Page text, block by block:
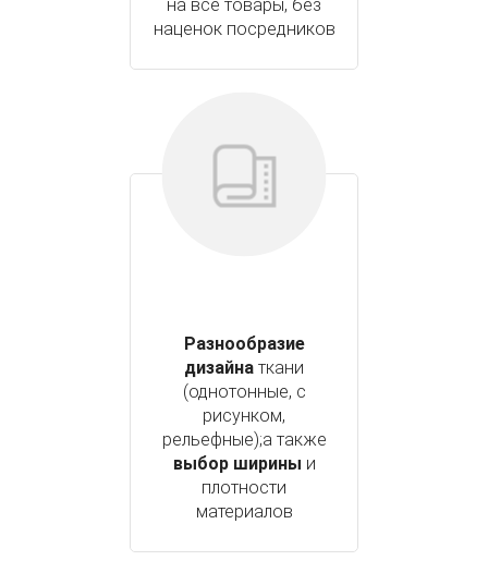
на все товары, без
наценок посредников
Разнообразие
дизайна ткани
(однотонные, с
рисунком,
рельефные);а также
выбор ширины и
плотности
материалов